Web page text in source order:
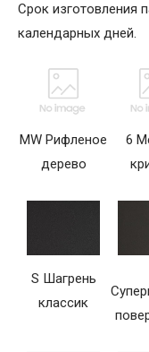
Срок изготовления
календарных дней.
MW Рифленое
дерево
6
S Шагрень
классик